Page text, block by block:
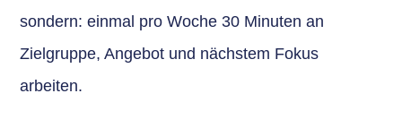
sondern: einmal pro Woche 30 Minuten an
Zielgruppe, Angebot und nächstem Fokus
arbeiten.